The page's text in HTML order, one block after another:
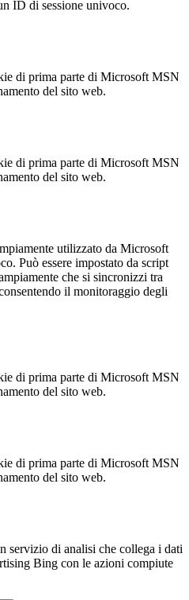
ID di sessione univoco.
di prima parte di Microsoft MSN
del sito web.
di prima parte di Microsoft MSN
del sito web.
utilizzato da Microsoft
Può essere impostato da script
che si sincronizzi tra
il monitoraggio degli
di prima parte di Microsoft MSN
del sito web.
di prima parte di Microsoft MSN
del sito web.
servizio di analisi che collega i dati
Bing con le azioni compiute